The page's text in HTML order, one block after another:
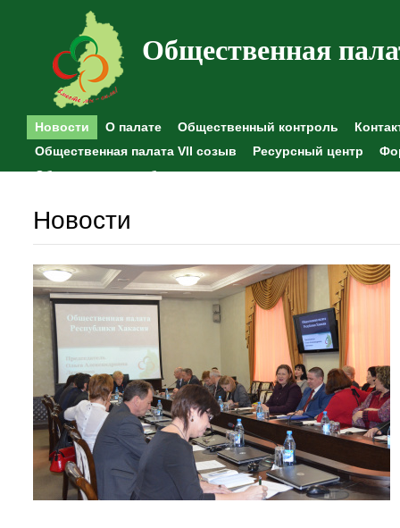
Общественная
Новости О палате Общественный контроль
Общественная палата VII созыв
Ресурсный центр
Общественные наблюдения
Новости